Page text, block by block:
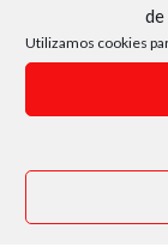
de
Utilizamos cookies
Aplicaciones por
componentes